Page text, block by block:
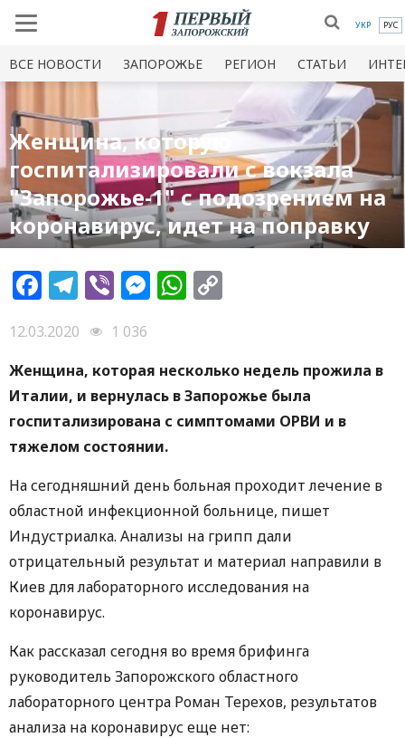
УКР РУС
ВСЕ НОВОСТИ ЗАПОРОЖЬЕ РЕГИОН СТАТЬИ
Женщина, которую
госпитализировали с вокзала
"Запорожье-1" с подозрением на
коронавирус, идет на поправку
Facebook
Telegram
ViberMessenger
WhatsApp
12.03.2020
1 036
Женщина, которая несколько недель прожила в
Италии, и вернулась в Запорожье была
госпитализирована с симптомами ОРВИ и в
тяжелом состоянии.
На сегодняшний день больная проходит лечение в
областной инфекционной больнице, пишет
Индустриалка. Анализы на грипп дали
отрицательный результат и материал направили в
Киев для лабораторного исследования на
коронавирус.
Как рассказал сегодня во время брифинга
руководитель Запорожского областного
лабораторного центра Роман Терехов, результатов
анализа на коронавирус еще нет: